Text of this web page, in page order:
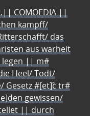
COMOEDIA ||
kampff/
das
aus warheit
legen || m#
Heel/ Todt/
Gesetz #[et]c̃ tr#
gewissen/
|| durch